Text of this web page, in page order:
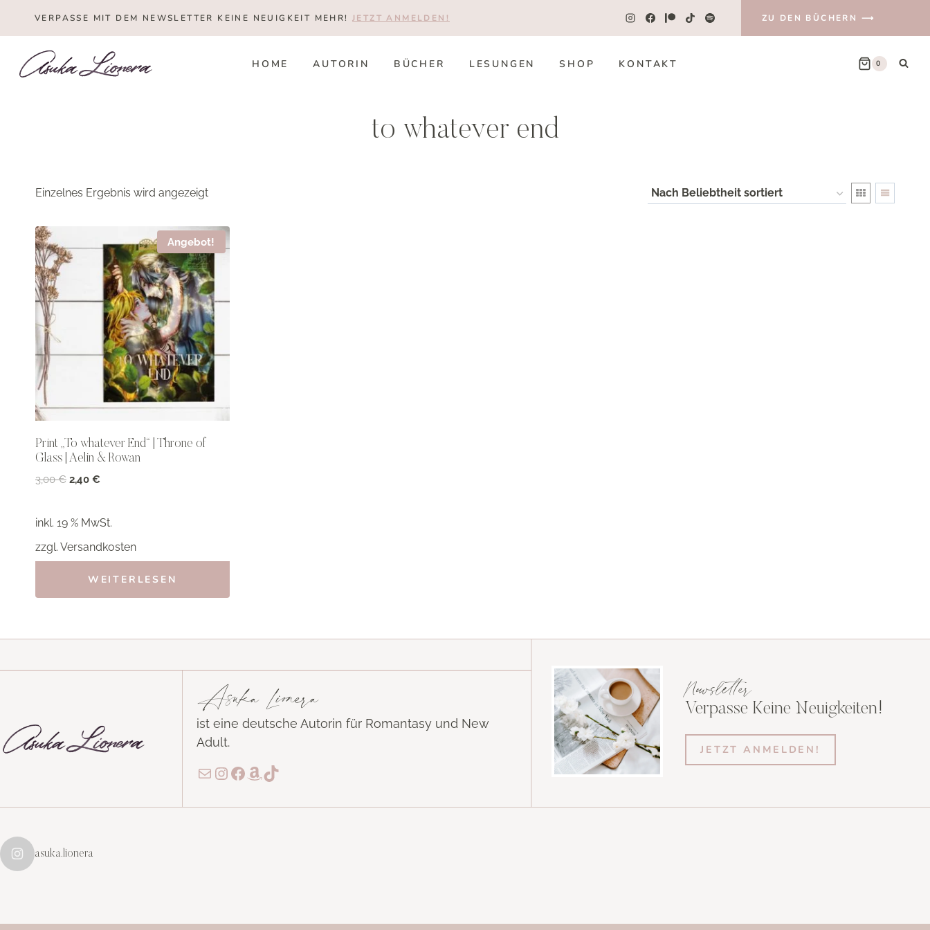
VERPASSE MIT DEM NEWSLETTER KEINE NEUIGKEIT MEHR!JETZT ANMELDEN! ZU DEN BÜCHERN ⟶
HOME AUTORIN BÜCHER LESUNGEN SHOP KONTAKT 0
to whatever end
Einzelnes Ergebnis wird angezeigt
Angebot!
Print „To whatever End“ | Throne of
Glass | Aelin & Rowan
3,00€ Ursprünglicher
3,00 €
2,40 €
2,40 €.
inkl. 19 % MwSt.
zzgl. Versandkosten
WEITERLESEN
Asuka Lionera
ist eine deutsche Autorin für Romantasy und New
Adult.
E-MailInstagram
Facebook
Amazon
TikTok
Newsletter
Verpasse Keine Neuigkeiten!
JETZT ANMELDEN!
asuka.lionera